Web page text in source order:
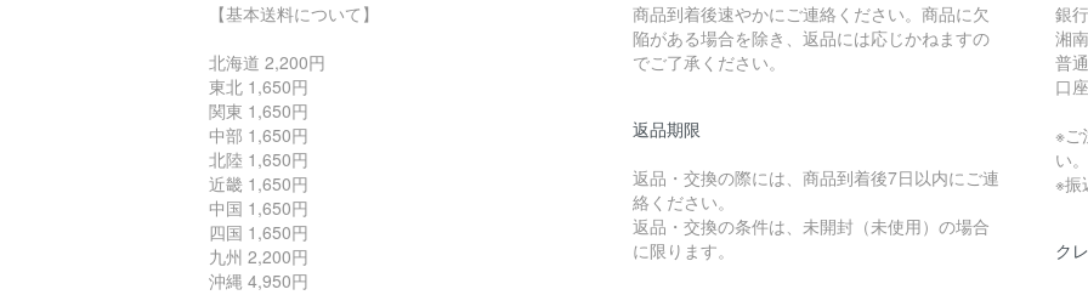
【基本送料について】
北海道 2,200円
東北 1,650円
関東 1,650円
中部 1,650円
北陸 1,650円
近畿 1,650円
中国 1,650円
四国 1,650円
九州 2,200円
沖縄 4,950円
商品到着後速やかにご連絡ください。商品に欠
陥がある場合を除き、返品には応じかねますの
でご了承ください。
返品期限
返品・交換の際には、商品到着後7日以内にご連
絡ください。
返品・交換の条件は、未開封（未使用）の場合
に限ります。
銀
湘
普
口
※ご
い。
※振
ク